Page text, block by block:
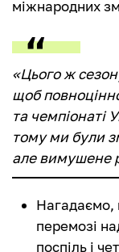
міжнародних
«Цього ж
щоб
та чемпіонаті
тому ми були
але вимушене
Нагадаємо,
перемозі
поспіль і